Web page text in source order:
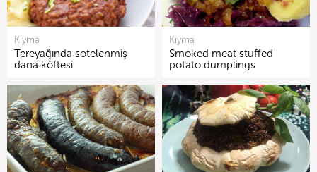
Kıyma
Tereyağında sotelenmiş
dana köftesi
Kıyma
Smoked meat stuffed
potato dumplings